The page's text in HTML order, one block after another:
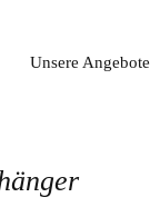
Unsere Angebote